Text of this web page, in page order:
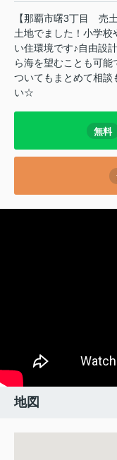
【那覇市曙3丁目 売
土地でました！小学校
い住環境です♪自由設
ら海を望むことも可
ついてもまとめて相談
い☆
無料
地図